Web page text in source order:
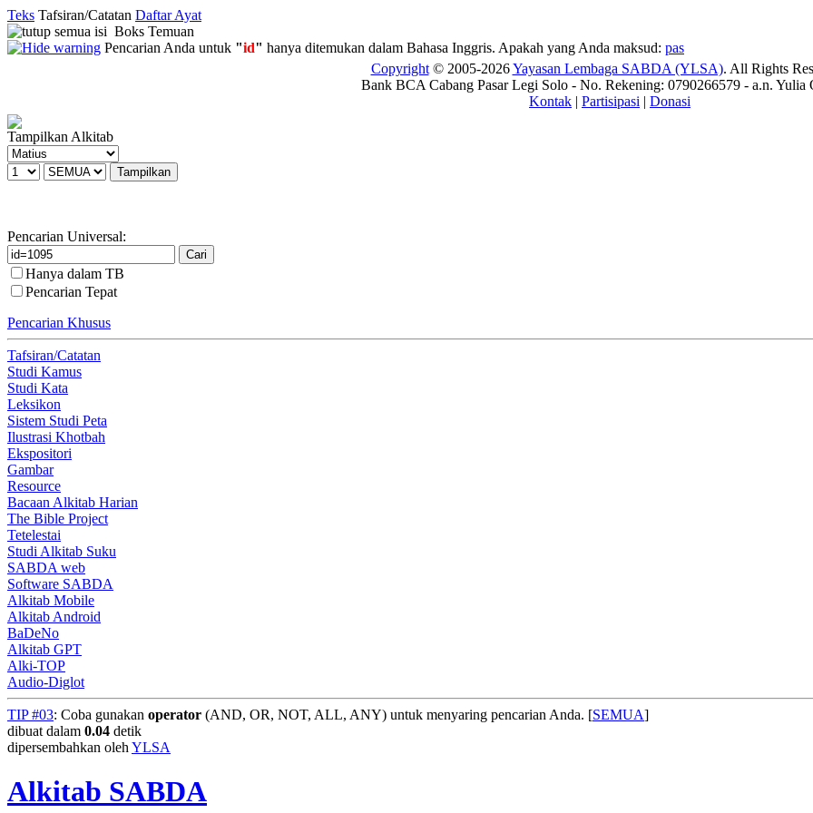
Teks Tafsiran/Catatan Daftar Ayat
Boks Temuan
Pencarian Anda untuk "id" hanya ditemukan dalam Bahasa Inggris. Apakah yang Anda maksud: pas
Copyright© 2005-2026Yayasan Lembaga SABDA (YLSA). All Rights
Bank BCA Cabang Pasar Legi Solo - No. Rekening: 0790266579 - a.n. Yulia
Kontak | Partisipasi | Donasi
Tampilkan Alkitab
Pencarian Universal:
Hanya dalam TB
Pencarian Tepat
Pencarian Khusus
Tafsiran/Catatan
Studi Kamus
Studi Kata
Leksikon
Sistem Studi Peta
Ilustrasi Khotbah
Ekspositori
Gambar
Resource
Bacaan Alkitab Harian
The Bible Project
Tetelestai
Studi Alkitab Suku
SABDA web
Software SABDA
Alkitab Mobile
Alkitab Android
BaDeNo
Alkitab GPT
Alki-TOP
Audio-Diglot
TIP #03: Coba gunakan operator (AND, OR, NOT, ALL, ANY) untuk menyaring pencarian Anda. [SEMUA]
dibuat dalam 0.04 detik
dipersembahkan oleh YLSA
Alkitab SABDA